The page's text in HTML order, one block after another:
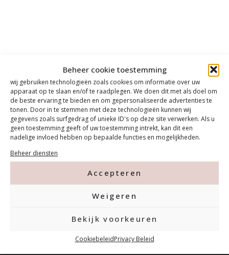
Beheer cookie toestemming
wij gebruiken technologieën zoals cookies om informatie over uw
apparaat op te slaan en/of te raadplegen. We doen dit met als doel om
de beste ervaring te bieden en om gepersonaliseerde advertenties te
tonen. Door in te stemmen met deze technologieën kunnen wij
gegevens zoals surfgedrag of unieke ID's op deze site verwerken. Als u
geen toestemming geeft of uw toestemming intrekt, kan dit een
nadelige invloed hebben op bepaalde functies en mogelijkheden.
Beheer diensten
Accepteren
Weigeren
Bekijk voorkeuren
CookiebeleidPrivacy Beleid